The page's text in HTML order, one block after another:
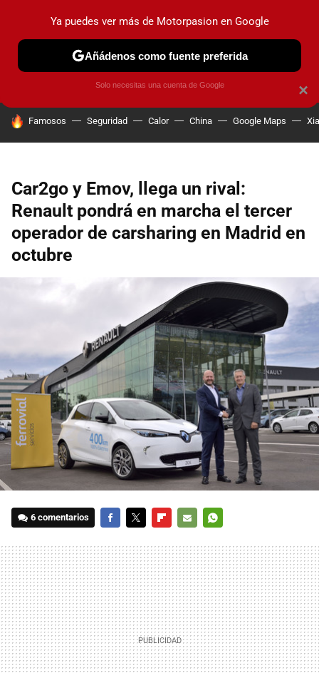
PRUEBAS COCHES ELÉCTRICOS OBSERVATORIO
HOY SE HABLA DE
Famosos Seguridad Calor China Google Maps
Car2go y Emov, llega un rival:
Renault pondrá en marcha el tercer
operador de carsharing en Madrid en
octubre
6 comentarios
MAIL
×
Ya puedes ver más de Motorpasion en Google
Añádenos como fuente preferida
Solo necesitas una cuenta de Google